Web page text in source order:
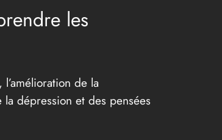
les
de la
dépression et des pensées